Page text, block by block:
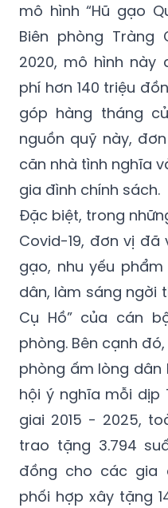
mô hình “Hũ gạo
Biên phòng Tràng
2020, mô hình này
phí hơn 140 triệu
góp hàng tháng
nguồn quỹ này,
căn nhà tình nghĩa
gia đình chính sách.
Đặc biệt, trong
Covid-19, đơn vị
gạo, nhu yếu
dân, làm sáng ngời
Cụ Hồ” của cán
phòng. Bên cạnh
phòng ấm lòng dân
hội ý nghĩa mỗi dịp
giai 2015 - 2025,
trao tặng 3.794
đồng cho các gia
phối hợp xây tặng